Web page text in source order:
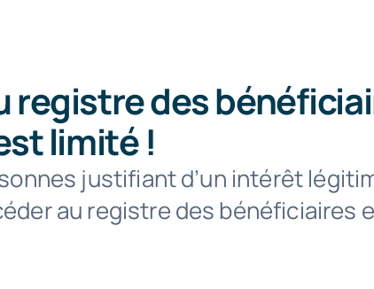
registre des
limité !
justifiant d’un intérêt
au registre des bénéficiaires